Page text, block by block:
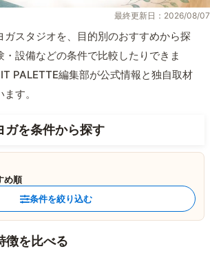
最終更新日：2026/08/07
ガスタジオを、目的別のおすすめから探
・設備などの条件で比較したりできま
PALETTE編集部が公式情報と独自取材
す。
ガを条件から探す
め順
条件を絞り込む
徴を比べる